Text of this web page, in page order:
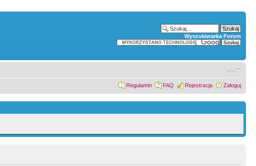
Wyszukiwarka Forum
Regulamin FAQ Rejestracja Zaloguj